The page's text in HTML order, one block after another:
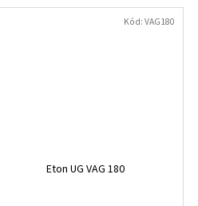
Eton UG VAG 180
Kód:VAG180